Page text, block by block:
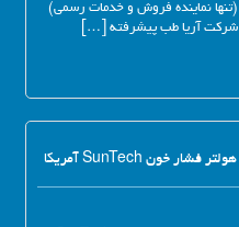
(تنها نماینده فروش و خدمات رسمی)
شرکت آریا طب پیشرفته […]
هولتر فشار خون SunTech آمریکا